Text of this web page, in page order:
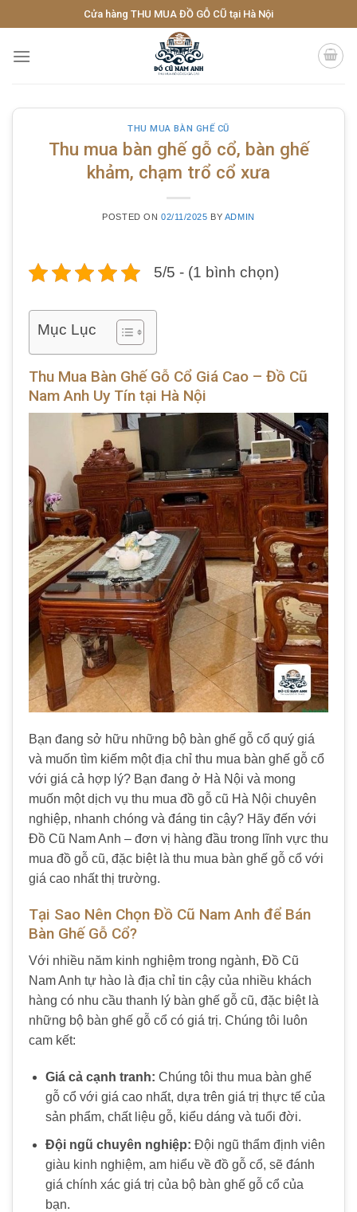
to
content
Cửa hàng THU MUA ĐỒ GỖ CŨ tại Hà Nội
THU MUA BÀN GHẾ CŨ
Thu mua bàn ghế gỗ cổ, bàn ghế
khảm, chạm trổ cổ xưa
POSTED ON 02/11/2025 BY ADMIN
5/5 - (1 bình chọn)
Mục Lục
Thu Mua Bàn Ghế Gỗ Cổ Giá Cao – Đồ Cũ
Nam Anh Uy Tín tại Hà Nội
Bạn đang sở hữu những bộ bàn ghế gỗ cổ quý giá
và muốn tìm kiếm một địa chỉ thu mua bàn ghế gỗ cổ
với giá cả hợp lý? Bạn đang ở Hà Nội và mong
muốn một dịch vụ thu mua đồ gỗ cũ Hà Nội chuyên
nghiệp, nhanh chóng và đáng tin cậy? Hãy đến với
Đồ Cũ Nam Anh – đơn vị hàng đầu trong lĩnh vực thu
mua đồ gỗ cũ, đặc biệt là thu mua bàn ghế gỗ cổ với
giá cao nhất thị trường.
Tại Sao Nên Chọn Đồ Cũ Nam Anh để Bán
Bàn Ghế Gỗ Cổ?
Với nhiều năm kinh nghiệm trong ngành, Đồ Cũ
Nam Anh tự hào là địa chỉ tin cậy của nhiều khách
hàng có nhu cầu thanh lý bàn ghế gỗ cũ, đặc biệt là
những bộ bàn ghế gỗ cổ có giá trị. Chúng tôi luôn
cam kết:
Giá cả cạnh tranh: Chúng tôi thu mua bàn ghế
gỗ cổvới giá cao nhất, dựa trên giá trị thực tế của
sản phẩm, chất liệu gỗ, kiểu dáng và tuổi đời.
Đội ngũ chuyên nghiệp: Đội ngũ thẩm định viên
giàu kinh nghiệm, am hiểu về đồ gỗ cổ, sẽ đánh
giá chính xác giá trị của bộ bàn ghế gỗ cổcủa
bạn.